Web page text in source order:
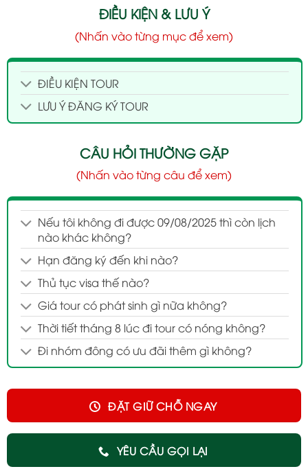
ĐIỀU KIỆN & LƯU Ý
(Nhấn vào từng mục để xem)
ĐIỀU KIỆN TOUR
LƯU Ý ĐĂNG KÝ TOUR
CÂU HỎI THƯỜNG GẶP
(Nhấn vào từng câu để xem)
Nếu tôi không đi được 09/08/2025 thì còn lịch
nào khác không?
Hạn đăng ký đến khi nào?
Thủ tục visa thế nào?
Giá tour có phát sinh gì nữa không?
Thời tiết tháng 8 lúc đi tour có nóng không?
Đi nhóm đông có ưu đãi thêm gì không?
YÊU CẦU GỌI LẠI
ĐẶT GIỮ CHỖ NGAY